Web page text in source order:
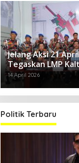
Jelang Aksi 21
Tegaskan LMP
Kondusifitas
14 April 2026
Politik Terbaru